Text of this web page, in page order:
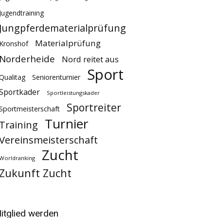
Materialprüfung
Nord reitet aus
Seniorenturnier Sport
Sportleistungskader
Sportreiter
Turnier
Zucht
Zucht
werden